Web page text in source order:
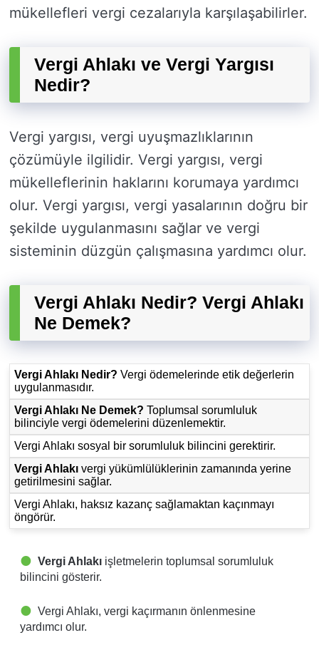
mükellefleri vergi cezalarıyla karşılaşabilirler.
Vergi Ahlakı ve Vergi Yargısı
Nedir?
Vergi yargısı, vergi uyuşmazlıklarının
çözümüyle ilgilidir. Vergi yargısı, vergi
mükelleflerinin haklarını korumaya yardımcı
olur. Vergi yargısı, vergi yasalarının doğru bir
şekilde uygulanmasını sağlar ve vergi
sisteminin düzgün çalışmasına yardımcı olur.
Vergi Ahlakı Nedir? Vergi Ahlakı
Ne Demek?
Vergi Ahlakı Nedir? Vergi ödemelerinde etik değerlerin
uygulanmasıdır.
Vergi Ahlakı Ne Demek? Toplumsal sorumluluk
bilinciyle vergi ödemelerini düzenlemektir.
Vergi Ahlakı sosyal bir sorumluluk bilincini gerektirir.
Vergi Ahlakı vergi yükümlülüklerinin zamanında yerine
getirilmesini sağlar.
Vergi Ahlakı, haksız kazanç sağlamaktan kaçınmayı
öngörür.
Vergi Ahlakı işletmelerin toplumsal sorumluluk
bilincini gösterir.
Vergi Ahlakı, vergi kaçırmanın önlenmesine
yardımcı olur.